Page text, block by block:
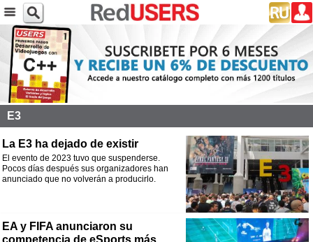
E3
La E3 ha dejado de existir
El evento de 2023 tuvo que suspenderse.
Pocos días después sus organizadores han
anunciado que no volverán a producirlo.
EA y FIFA anunciaron su
competencia de eSports más